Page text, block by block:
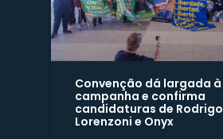
Convenção dá largada à
campanha e confirma
candidaturas de Rodrigo
Lorenzoni e Onyx